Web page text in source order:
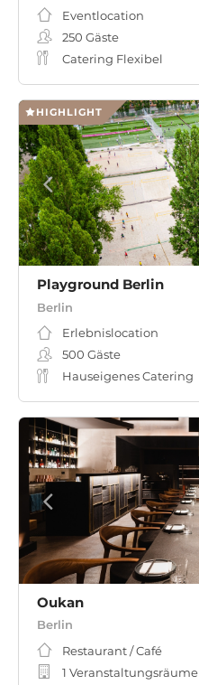
Eventlocation
250 Gäste
Catering Flexibel
HIGHLIGHT
Playground Berlin
Berlin
Erlebnislocation
500 Gäste
Hauseigenes Catering
Oukan
Berlin
Restaurant / Café
1 Veranstaltungsräume